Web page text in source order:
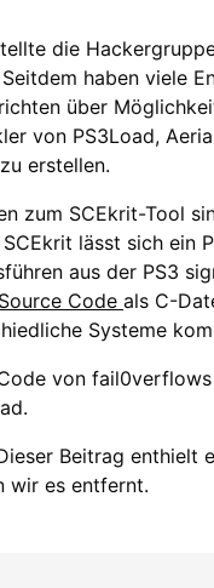
die
haben viele
über
von PS3Load,
erstellen.
zum SCEkrit-Tool
lässt sich ein
aus der PS3
Source Code als C-
Systeme
von
Beitrag enthielt
wir es entfernt.